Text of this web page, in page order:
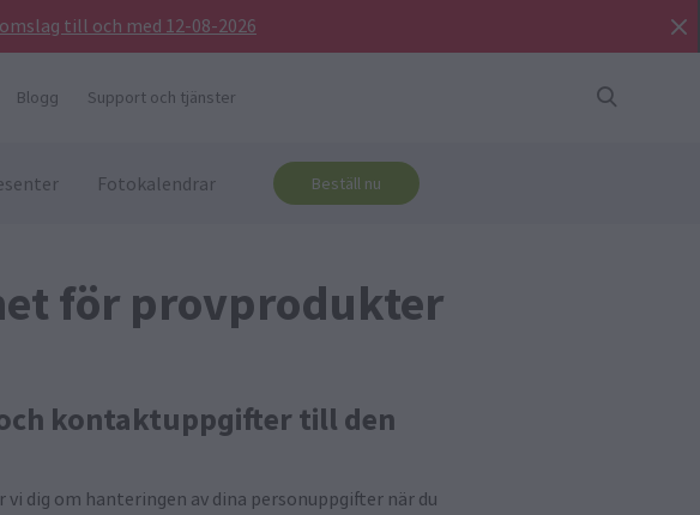
till och med 12-08-2026
Blogg Support och tjänster
Fotokalendrar Beställ nu
för provprodukter
kontaktuppgifter till den
dig om hanteringen av dina personuppgifter när du